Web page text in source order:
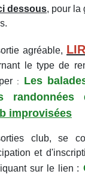
dessous, pour la
agréable,
le type de
: Les
improvisées
club, se
et
sur le lien :